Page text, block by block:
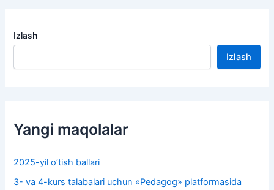
Izlash
Izlash
Yangi maqolalar
2025-yil o’tish ballari
3- va 4-kurs talabalari uchun «Pedagog» platformasida